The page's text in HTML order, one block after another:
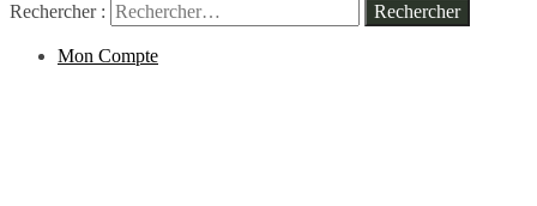
Rechercher :
Mon Compte